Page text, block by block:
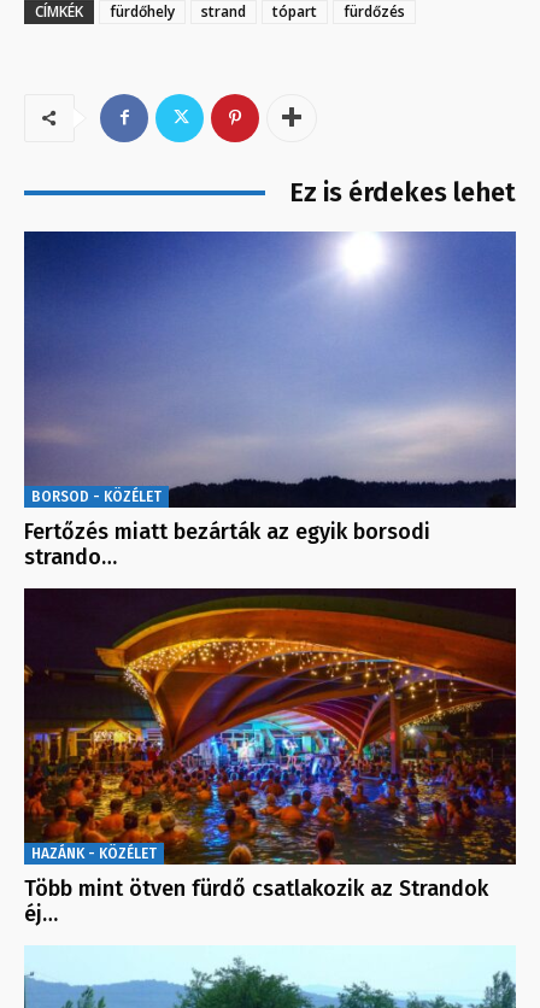
CÍMKÉK fürdőhely strand tópart fürdőzés
Ez is érdekes lehet
BORSOD - KÖZÉLET
Fertőzés miatt bezárták az egyik borsodi
strando…
HAZÁNK - KÖZÉLET
Több mint ötven fürdő csatlakozik az Strandok
éj…